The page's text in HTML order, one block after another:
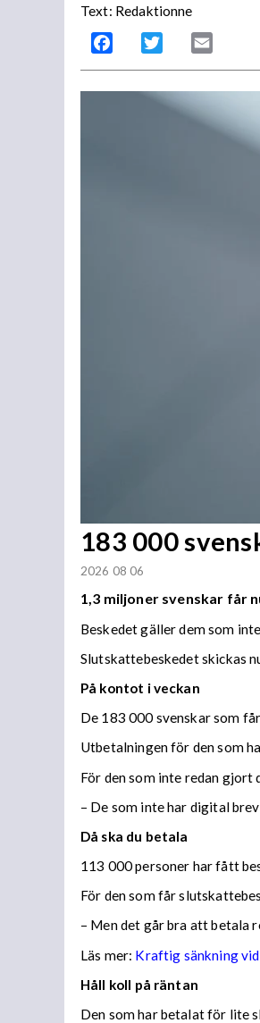
Text: Redaktionne
Facebook Twitter
183 000
2026 08 06
1,3 miljoner svenskar får
Beskedet gäller dem som
Slutskattebeskedet skickas
På kontot i veckan
De 183 000 svenskar som
Utbetalningen för den som
För den som inte redan
– De som inte har digital
Då ska du betala
113 000 personer har fått
För den som får
– Men det går bra att betala
Läs mer: Kraftig sänkning vid
Håll koll på räntan
Den som har betalat för lite